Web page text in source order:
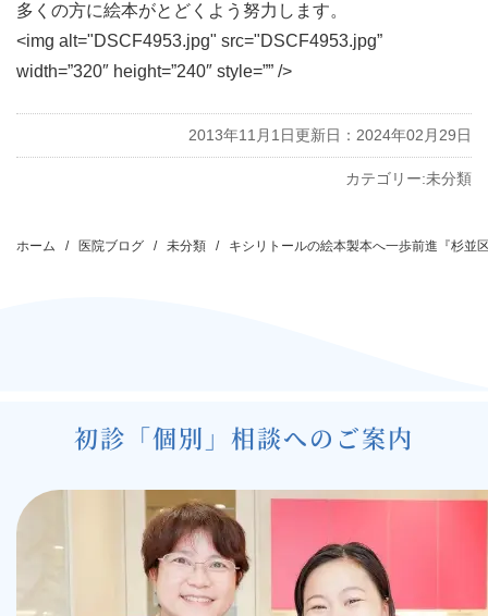
多くの方に絵本がとどくよう努力します。
<img alt="DSCF4953.jpg" src="DSCF4953.jpg”
width=”320″ height=”240″ style=”” />
2013年11月1日更新日：2024年02月29日
カテゴリー:未分類
稿
ホーム 医院ブログ 未分類 キシリトールの絵本製本へ一歩前進『杉並
初診「個別」相談へのご案内